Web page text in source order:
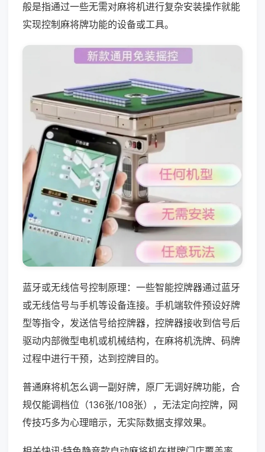
般是指通过一些无需对麻将机进行复杂安装操作就能
实现控制麻将牌功能的设备或工具。
蓝牙或无线信号控制原理：一些智能控牌器通过蓝牙
或无线信号与手机等设备连接。手机端软件预设好牌
型等指令，发送信号给控牌器，控牌器接收到信号后
驱动内部微型电机或机械结构，在麻将机洗牌、码牌
过程中进行干预，达到控牌目的。
普通麻将机怎么调一副好牌，原厂无调好牌功能，合
规仅能调档位（136张/108张），无法定向控牌，网
传技巧多为心理暗示，无实际数据支撑效果。